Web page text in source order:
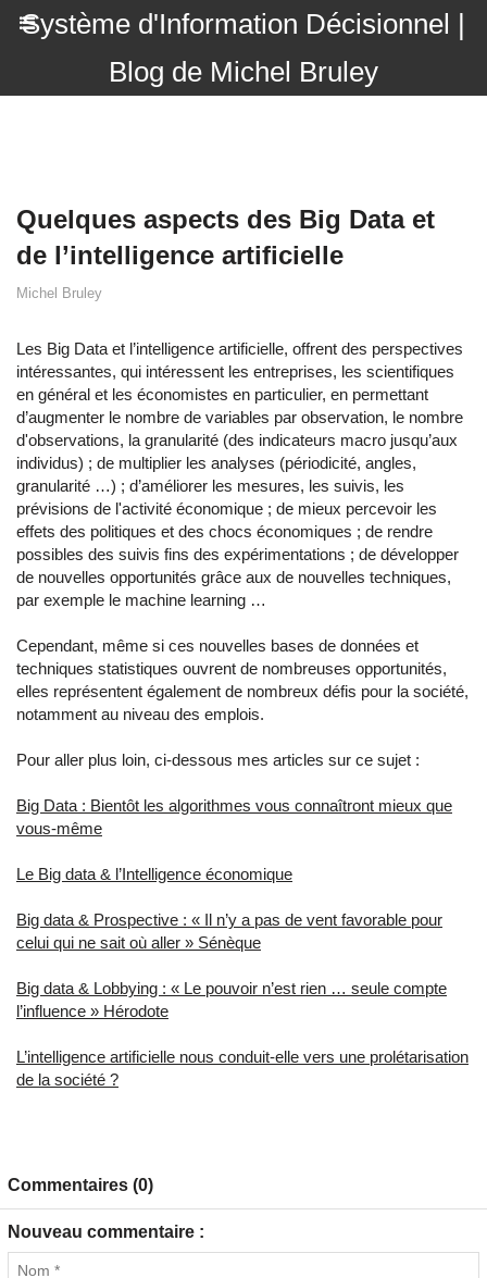
Système d'Information Décisionnel |
Blog de Michel Bruley
Quelques aspects des Big Data et
de l’intelligence artificielle
Michel Bruley
Les Big Data et l’intelligence artificielle, offrent des perspectives
intéressantes, qui intéressent les entreprises, les scientifiques
en général et les économistes en particulier, en permettant
d’augmenter le nombre de variables par observation, le nombre
d'observations, la granularité (des indicateurs macro jusqu’aux
individus) ; de multiplier les analyses (périodicité, angles,
granularité …) ; d’améliorer les mesures, les suivis, les
prévisions de l'activité économique ; de mieux percevoir les
effets des politiques et des chocs économiques ; de rendre
possibles des suivis fins des expérimentations ; de développer
de nouvelles opportunités grâce aux de nouvelles techniques,
par exemple le machine learning …
Cependant, même si ces nouvelles bases de données et
techniques statistiques ouvrent de nombreuses opportunités,
elles représentent également de nombreux défis pour la société,
notamment au niveau des emplois.
Pour aller plus loin, ci-dessous mes articles sur ce sujet :
Big Data : Bientôt les algorithmes vous connaîtront mieux que
vous-même
Le Big data & l’Intelligence économique
Big data & Prospective : « Il n’y a pas de vent favorable pour
celui qui ne sait où aller » Sénèque
Big data & Lobbying : « Le pouvoir n’est rien … seule compte
l’influence » Hérodote
L’intelligence artificielle nous conduit-elle vers une prolétarisation
de la société ?
Commentaires (0)
Nouveau commentaire :